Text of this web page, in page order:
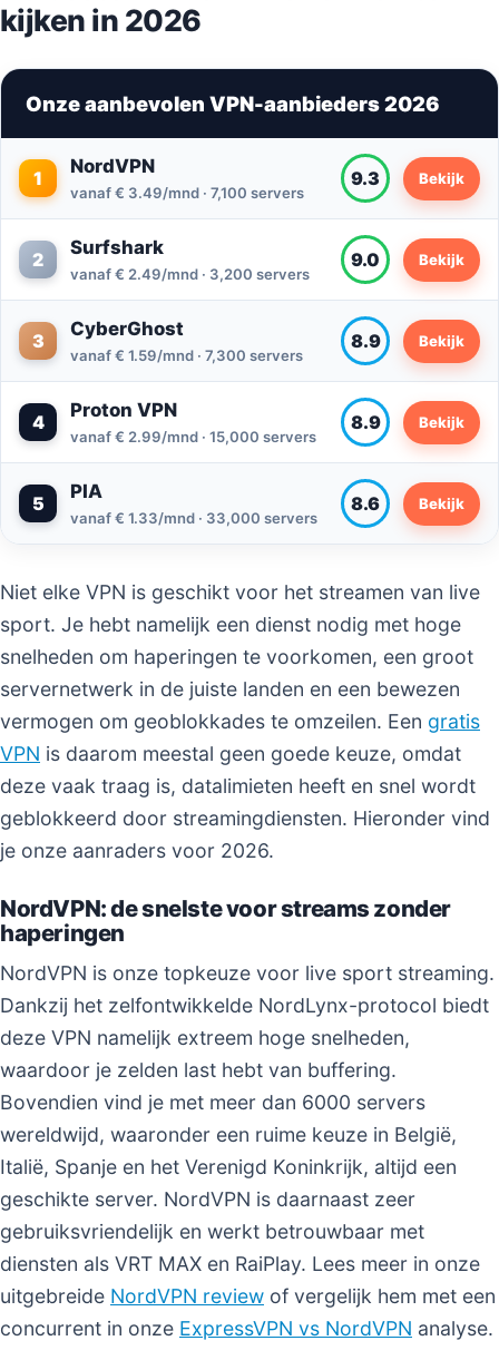
kijken in 2026
Onze aanbevolen VPN-aanbieders 2026
1
NordVPN
vanaf € 3.49/mnd · 7,100 servers
9.3 Bekijk
2
Surfshark
vanaf € 2.49/mnd · 3,200 servers
9.0 Bekijk
3
CyberGhost
vanaf € 1.59/mnd · 7,300 servers
8.9 Bekijk
4
Proton VPN
vanaf € 2.99/mnd · 15,000 servers
8.9 Bekijk
5
PIA
vanaf € 1.33/mnd · 33,000 servers
8.6 Bekijk
Niet elke VPN is geschikt voor het streamen van live
sport. Je hebt namelijk een dienst nodig met hoge
snelheden om haperingen te voorkomen, een groot
servernetwerk in de juiste landen en een bewezen
vermogen om geoblokkades te omzeilen. Een gratis
VPN is daarom meestal geen goede keuze, omdat
deze vaak traag is, datalimieten heeft en snel wordt
geblokkeerd door streamingdiensten. Hieronder vind
je onze aanraders voor 2026.
NordVPN: de snelste voor streams zonder
haperingen
NordVPN is onze topkeuze voor live sport streaming.
Dankzij het zelfontwikkelde NordLynx-protocol biedt
deze VPN namelijk extreem hoge snelheden,
waardoor je zelden last hebt van buffering.
Bovendien vind je met meer dan 6000 servers
wereldwijd, waaronder een ruime keuze in België,
Italië, Spanje en het Verenigd Koninkrijk, altijd een
geschikte server. NordVPN is daarnaast zeer
gebruiksvriendelijk en werkt betrouwbaar met
diensten als VRT MAX en RaiPlay. Lees meer in onze
uitgebreide NordVPN review of vergelijk hem met een
concurrent in onze ExpressVPN vs NordVPN analyse.